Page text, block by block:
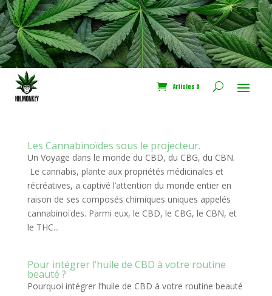
Articles 0
Les Cannabinoïdes sous le projecteur.
Un Voyage dans le monde du CBD, du CBG, du CBN.
Le cannabis, plante aux propriétés médicinales et
récréatives, a captivé l’attention du monde entier en
raison de ses composés chimiques uniques appelés
cannabinoïdes. Parmi eux, le CBD, le CBG, le CBN, et
le THC...
Pour intégrer l’huile de CBD à votre routine
beauté ?
Pourquoi intégrer l’huile de CBD à votre routine beauté